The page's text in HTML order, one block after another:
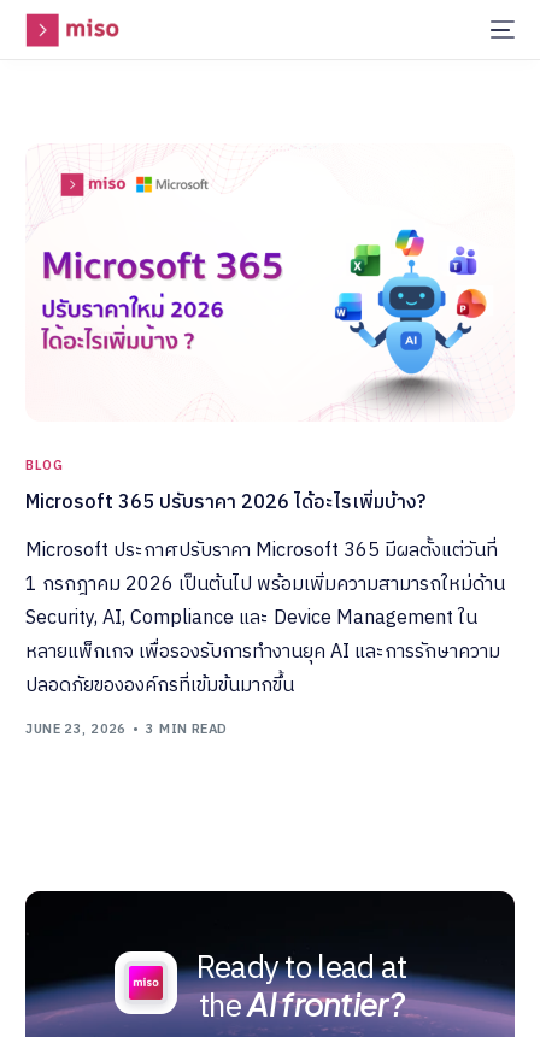
BLOG
Microsoft 365 ปรับราคา 2026 ได้อะไรเพิ่มบ้าง?
Microsoft ประกาศปรับราคา Microsoft 365 มีผลตั้งแต่วันที่
1 กรกฎาคม 2026 เป็นต้นไป พร้อมเพิ่มความสามารถใหม่ด้าน
Security, AI, Compliance และ Device Management ใน
หลายแพ็กเกจ เพื่อรองรับการทำงานยุค AI และการรักษาความ
ปลอดภัยขององค์กรที่เข้มข้นมากขึ้น
JUNE 23, 2026 3 MIN READ
Ready to lead at
theAI frontier?